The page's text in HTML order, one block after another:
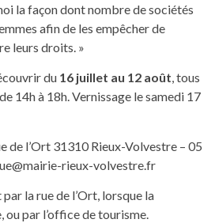
la façon dont nombre de sociétés
afin de les empêcher de
leurs droits. »
du 16 juillet au 12 août, tous
14h à 18h. Vernissage le samedi 17
de l’Ort 31310 Rieux-Volvestre – 05
rieux-volvestre.fr
par la rue de l’Ort, lorsque la
par l’office de tourisme.